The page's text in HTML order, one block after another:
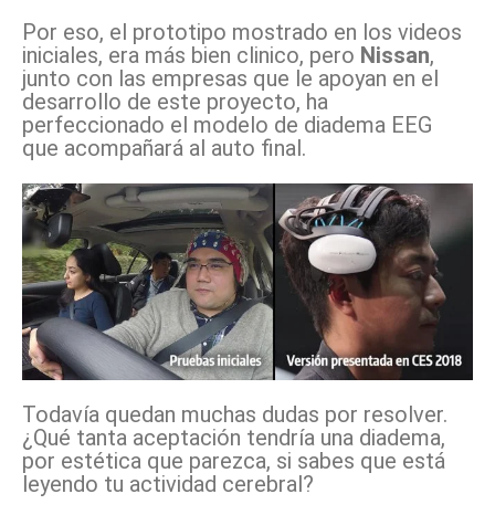
Por eso, el prototipo mostrado en los videos
iniciales, era más bien clinico, pero Nissan,
junto con las empresas que le apoyan en el
desarrollo de este proyecto, ha
perfeccionado el modelo de diadema EEG
que acompañará al auto final.
Todavía quedan muchas dudas por resolver.
¿Qué tanta aceptación tendría una diadema,
por estética que parezca, si sabes que está
leyendo tu actividad cerebral?